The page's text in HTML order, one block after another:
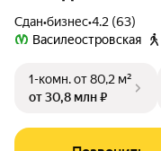
Сдан•бизнес•4.2 (63)
Василеостровская
1-комн.от 80,2 м²
от 30,8 млн ₽